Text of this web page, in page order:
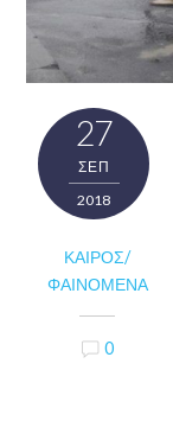
27
ΣΕΠ
2018
ΚΑΙΡΌΣ/
ΦΑΙΝΌΜΕΝΑ
0